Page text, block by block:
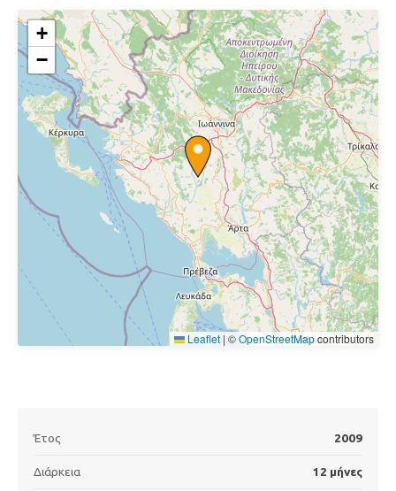
+
−
Leaflet | ©OpenStreetMapcontributors
Έτος 2009
Διάρκεια 12 μήνες